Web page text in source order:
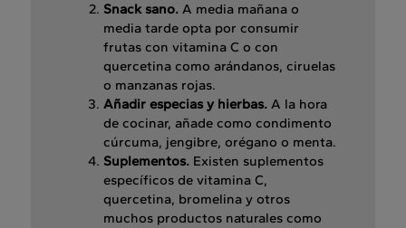
Snack sano. A media mañana o
media tarde opta por consumir
frutas con vitamina C o con
quercetina como arándanos, ciruelas
o manzanas rojas.
Añadir especias y hierbas. A la hora
de cocinar, añade como condimento
cúrcuma, jengibre, orégano o menta.
Suplementos. Existen suplementos
específicos de vitamina C,
quercetina, bromelina y otros
muchos productos naturales como